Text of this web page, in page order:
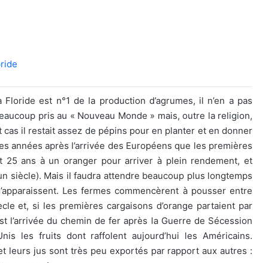
est n°1 de la production d’agrumes, il n’en a pas
pris au « Nouveau Monde » mais, outre la religion,
cas il restait assez de pépins pour en planter et en donner
années après l’arrivée des Européens que les premières
25 ans à un oranger pour arriver à plein rendement, et
siècle). Mais il faudra attendre beaucoup plus longtemps
Les fermes commencèrent à pousser entre
et, si les premières cargaisons d’orange partaient par
l’arrivée du chemin de fer après la Guerre de Sécession
les fruits dont raffolent aujourd’hui les Américains.
et leurs jus sont très peu exportés par rapport aux autres :